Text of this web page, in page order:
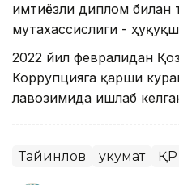
имтиёзли диплом билан
мутахассислиги -
2022 йил февралидан
Коррупцияга қарши
лавозимида ишлаб
Тайинлов Ҳукумат